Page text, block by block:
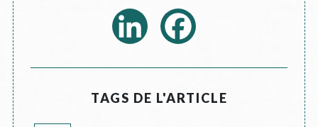
TAGS DE L'ARTICLE